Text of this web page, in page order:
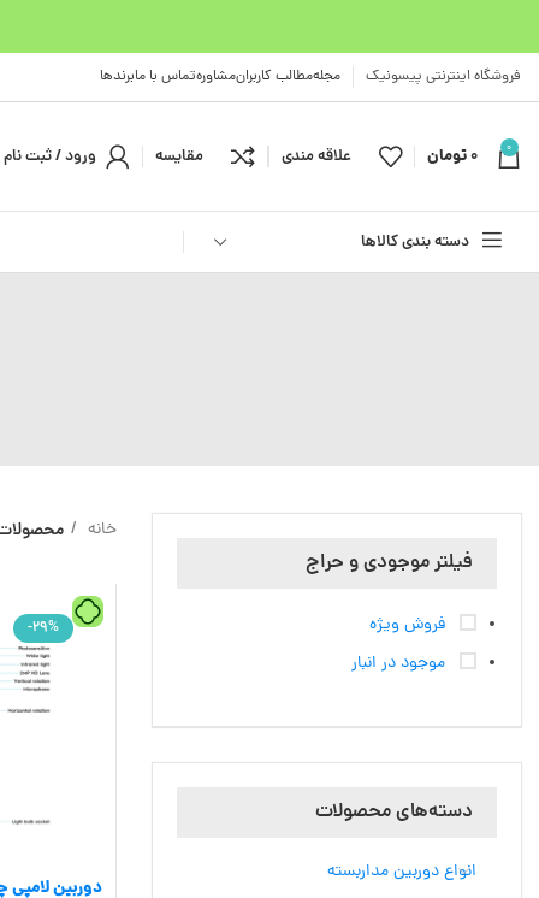
فروشگاه اینترنتی پیسونیک مجلهمطالب کاربرانمشاورهتماس با مابرندها
0
0تومان علاقه مندی مقایسه ورود / ثبت نام
دسته بندی کالاها
فیلتر موجودی و حراج
فروش ویژه
موجود در انبار
دسته‌های محصولات
انواع دوربین مداربسته
خانه
-29%